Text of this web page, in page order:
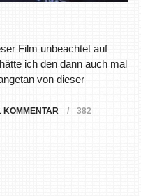
Film unbeachtet auf
ich den dann auch mal
von dieser
KOMMENTAR
382